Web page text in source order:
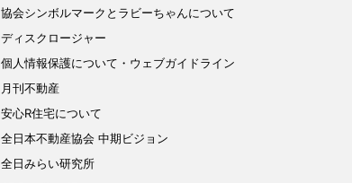
協会シンボルマークと ラビーちゃんについて
ディスクロージャー
個人情報保護について ・ウェブガイドライン
月刊不動産
安心R住宅について
全日本不動産協会 中期ビジョン
全日みらい研究所